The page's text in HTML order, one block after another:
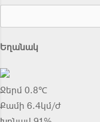
Եղանակ
Ջերմ 0.8℃
Քամի 6.4կմ/ժ